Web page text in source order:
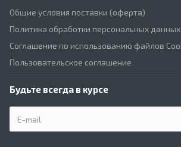
Общие условия поставки (оферта)
Политика обработки персональных данных
Соглашение по использованию файлов
Пользовательское соглашение
Будьте всегда в курсе